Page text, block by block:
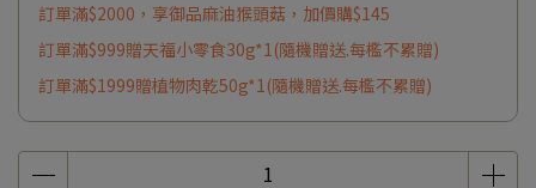
訂單滿$2000，享御品麻油猴頭菇，加價購$145
訂單滿$999贈天福小零食30g*1(隨機贈送.每檻不累贈)
訂單滿$1999贈植物肉乾50g*1(隨機贈送.每檻不累贈)